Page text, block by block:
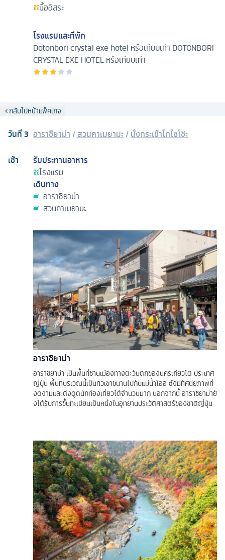
มื้ออิสระ
โรงแรมและที่พัก
Dotonbori crystal exe hotel หรือเทียบเท่า DOTONBORI
CRYSTAL EXE HOTEL หรือเทียบเท่า
กลับไปหน้าแพ็คเกจ
วันที่3 อาราชิยาม่า /สวนคาเมยามะ/นั่งกระเช้าโกไซโชะ
เช้า
รับประทานอาหาร
โรงแรม
เดินทาง
อาราชิยาม่า
สวนคาเมยามะ
อาราชิยาม่า
อาราชิยาม่า เป็นพื้นที่ชานเมืองทางตะวันตกของนครเกียวโต ประเทศ
ญี่ปุ่น พื้นที่บริเวณนี้เป็นทิวเขาขนานไปกับแม่น้ำโออิ ซึ่งมีทัศนียภาพที่
งดงามและดึงดูดนักท่องเที่ยวได้จำนวนมาก นอกจากนี้ อาราชิยาม่ายั
งได้รับการขึ้นทะเบียนเป็นหนึ่งในอุทยานประวัติศาสตร์ของชาติญี่ปุ่น